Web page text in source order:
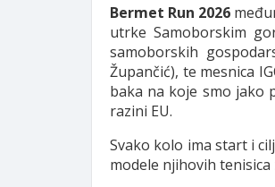
Bermet Run 2026
utrke Samoborskim
samoborskih
Župančić), te mesnica
baka na koje smo jako
razini EU.
Svako kolo ima start i
modele njihovih